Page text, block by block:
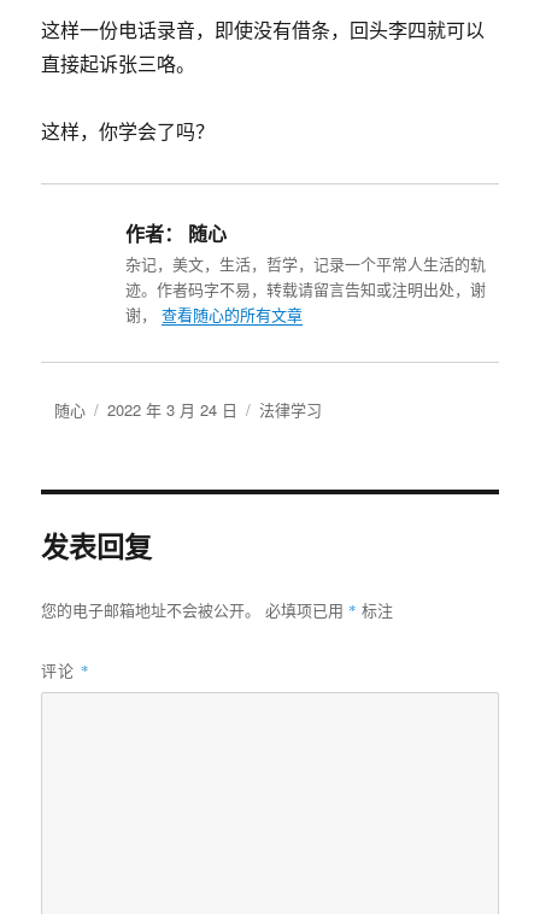
这样一份电话录音，即使没有借条，回头李四就可以
直接起诉张三咯。
这样，你学会了吗？
作者： 随心
杂记，美文，生活，哲学，记录一个平常人生活的轨
迹。作者码字不易，转载请留言告知或注明出处，谢
谢，查看随心的所有文章
作
随心
发
2022 年 3 月 24 日
分
法律学习
发表回复
您的电子邮箱地址不会被公开。 必填项已用 * 标注
评论 *